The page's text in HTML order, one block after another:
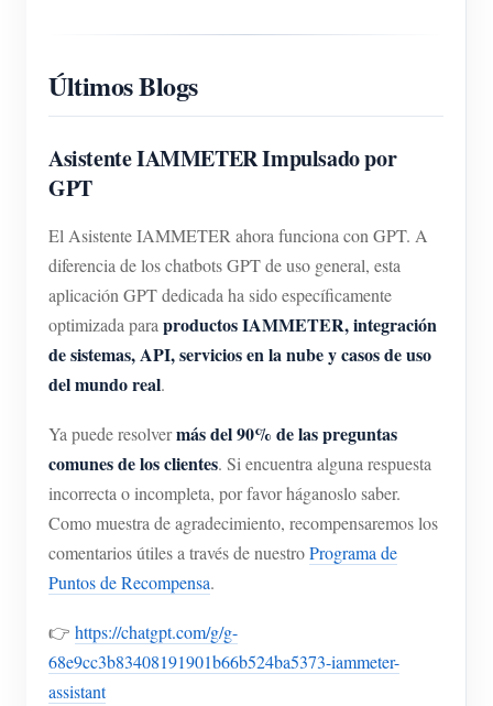
Monitoreo energético de fábrica
Videos tutoriales
FAQ
Blog
Comunidad
Programa de contribuidores
Centro de contribuidores
Actividades IAMMETER
App Store
Ranking FV
Soluciones
Contacto
Sobre nosotros
Últimos Blogs
Asistente IAMMETER Impulsado por
GPT
El Asistente IAMMETER ahora funciona con GPT. A
diferencia de los chatbots GPT de uso general, esta
aplicación GPT dedicada ha sido específicamente
optimizada paraproductos IAMMETER, integración
de sistemas, API, servicios en la nube y casos de uso
del mundo real.
Ya puede resolvermás del 90% de las preguntas
comunes de los clientes. Si encuentra alguna respuesta
incorrecta o incompleta, por favor háganoslo saber.
Como muestra de agradecimiento, recompensaremos los
comentarios útiles a través de nuestroPrograma de
Puntos de Recompensa.
👉 https://chatgpt.com/g/g-
68e9cc3b83408191901b66b524ba5373-iammeter-
assistant